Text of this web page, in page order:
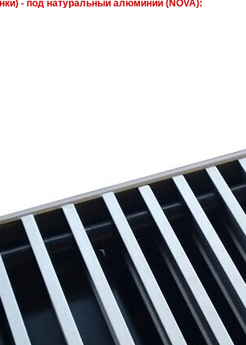
- под натуральный алюминий (NOVA):